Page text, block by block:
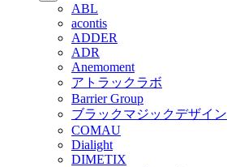
ABL
acontis
ADDER
ADR
Anemoment
アトラックラボ
Barrier Group
ブラックマジックデザイン
COMAU
Dialight
DIMETIX